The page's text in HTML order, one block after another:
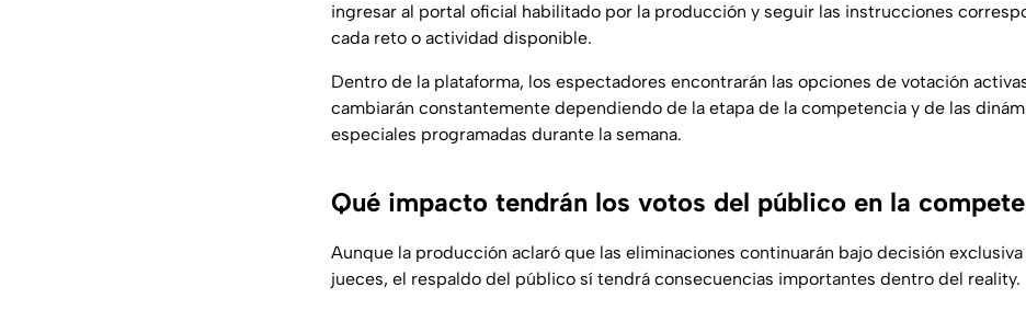
ingresar al portal oficial habilitado por la producción y seguir las instrucciones
cada reto o actividad disponible.
Dentro de la plataforma, los espectadores encontrarán las opciones de votación
cambiarán constantemente dependiendo de la etapa de la competencia y de las
especiales programadas durante la semana.
Qué impacto tendrán los votos del público en la
Aunque la producción aclaró que las eliminaciones continuarán bajo decisión
jueces, el respaldo del público sí tendrá consecuencias importantes dentro del reality.